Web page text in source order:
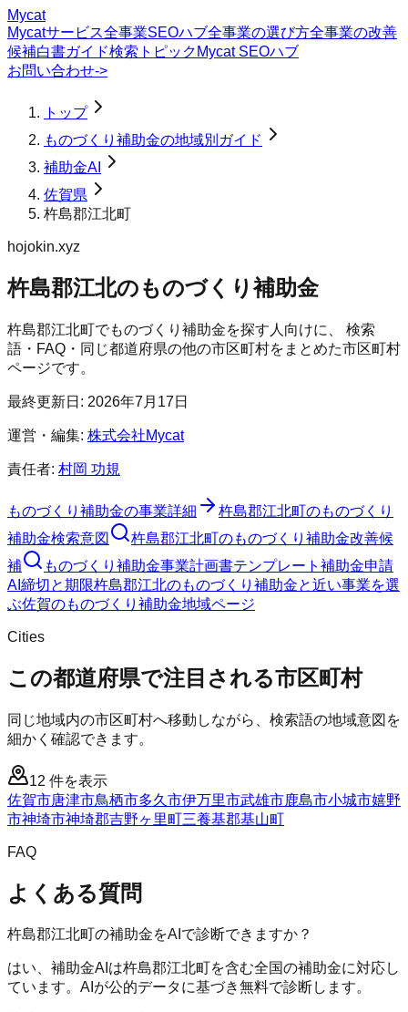
Mycat
Mycatサービス全事業SEOハブ全事業の選び方全事業の改善
候補白書ガイド検索トピック Mycat SEOハブ
お問い合わせ->
トップ
ものづくり補助金の地域別ガイド
補助金AI
佐賀県
杵島郡江北町
hojokin.xyz
杵島郡江北のものづくり補助金
杵島郡江北町でものづくり補助金を探す人向けに、 検索
語・FAQ・同じ都道府県の他の市区町村をまとめた市区町村
ページです。
最終更新日: 2026年7月17日
運営・編集: 株式会社Mycat
責任者: 村岡 功規
ものづくり補助金の事業詳細 杵島郡江北町のものづくり
補助金検索意図 杵島郡江北町のものづくり補助金改善候
補
ものづくり補助金事業計画書テンプレート 補助金申請
AI 締切と期限杵島郡江北のものづくり補助金と近い事業を選
ぶ佐賀のものづくり補助金地域ページ
Cities
この都道府県で注目される市区町村
同じ地域内の市区町村へ移動しながら、検索語の地域意図を
細かく確認できます。
12 件を表示
佐賀市唐津市鳥栖市多久市伊万里市武雄市鹿島市小城市嬉野
市神埼市神埼郡吉野ヶ里町三養基郡基山町
FAQ
よくある質問
杵島郡江北町の補助金をAIで診断できますか？
はい、補助金AIは杵島郡江北町を含む全国の補助金に対応し
ています。AIが公的データに基づき無料で診断します。